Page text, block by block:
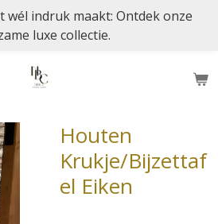
wél indruk maakt: Ontdek onze
luxe collectie.
Houten
Krukje/Bijzettaf
el Eiken